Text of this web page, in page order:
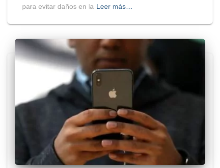
para evitar daños en la Leer más…